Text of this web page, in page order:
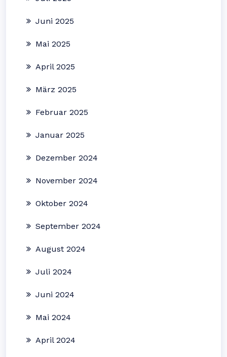
Juni 2025
Mai 2025
April 2025
März 2025
Februar 2025
Januar 2025
Dezember 2024
November 2024
Oktober 2024
September 2024
August 2024
Juli 2024
Juni 2024
Mai 2024
April 2024